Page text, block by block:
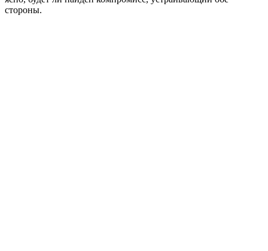
стороны.